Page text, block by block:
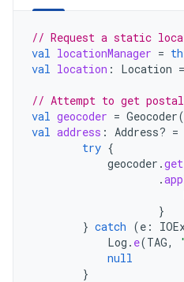
// Request a static
val locationManager =
val location : Location =
// Attempt to get
val geocoder = Geocoder(
val address : Address? =
try {
geocoder .
.
}
} catch (e :
Log . e(TAG,
null
}